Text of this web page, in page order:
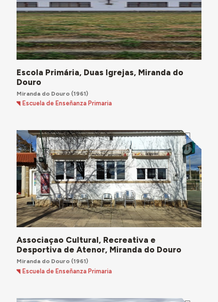
Escola Primária, Duas Igrejas, Miranda do
Douro
Miranda do Douro(1961)
Escuela de Enseñanza Primaria
Associaçao Cultural, Recreativa e
Desportiva de Atenor, Miranda do Douro
Miranda do Douro(1961)
Escuela de Enseñanza Primaria